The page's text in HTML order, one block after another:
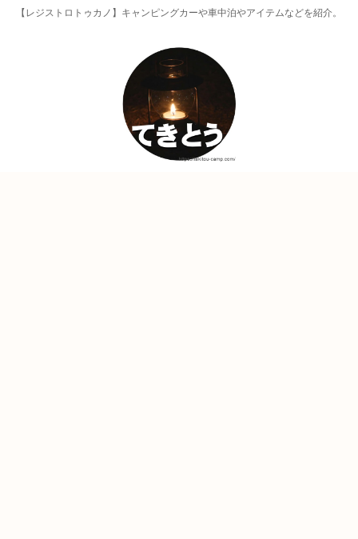
【レジストロトゥカノ】キャンピングカーや車中泊やアイテムなどを紹介。